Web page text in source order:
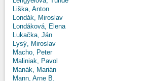
Liška, Anton
Londák, Miroslav
Londáková, Elena
Lukačka, Ján
Lysý, Miroslav
Macho, Peter
Maliniak, Pavol
Manák, Marián
Mann, Arne B.